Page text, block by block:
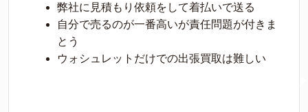
弊社に見積もり依頼をして着払いで送る
自分で売るのが一番高いが責任問題が付きま
とう
ウォシュレットだけでの出張買取は難しい